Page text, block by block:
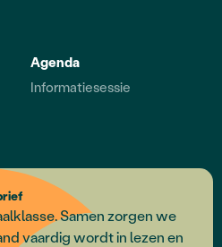
Agenda
Informatiesessie
Samen zorgen we
vaardig wordt in lezen en